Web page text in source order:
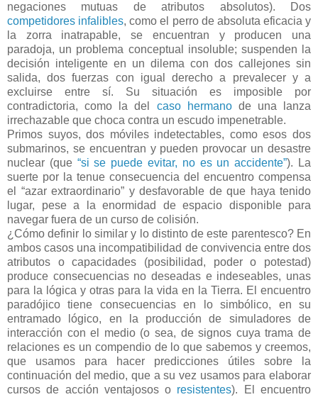
negaciones mutuas de atributos absolutos). Dos
competidores infalibles, como el perro de absoluta eficacia y
la zorra inatrapable, se encuentran y producen una
paradoja, un problema conceptual insoluble; suspenden la
decisión inteligente en un dilema con dos callejones sin
salida, dos fuerzas con igual derecho a prevalecer y a
excluirse entre sí. Su situación es imposible por
contradictoria, como la del caso hermanode una lanza
irrechazable que choca contra un escudo impenetrable.
Primos suyos, dos móviles indetectables, como esos dos
submarinos, se encuentran y pueden provocar un desastre
nuclear (que “si se puede evitar, no es un accidente”). La
suerte por la tenue consecuencia del encuentro compensa
el “azar extraordinario” y desfavorable de que haya tenido
lugar, pese a la enormidad de espacio disponible para
navegar fuera de un curso de colisión.
¿Cómo definir lo similar y lo distinto de este parentesco? En
ambos casos una incompatibilidad de convivencia entre dos
atributos o capacidades (posibilidad, poder o potestad)
produce consecuencias no deseadas e indeseables, unas
para la lógica y otras para la vida en la Tierra. El encuentro
paradójico tiene consecuencias en lo simbólico, en su
entramado lógico, en la producción de simuladores de
interacción con el medio (o sea, de signos cuya trama de
relaciones es un compendio de lo que sabemos y creemos,
que usamos para hacer predicciones útiles sobre la
continuación del medio, que a su vez usamos para elaborar
cursos de acción ventajosos o resistentes). El encuentro